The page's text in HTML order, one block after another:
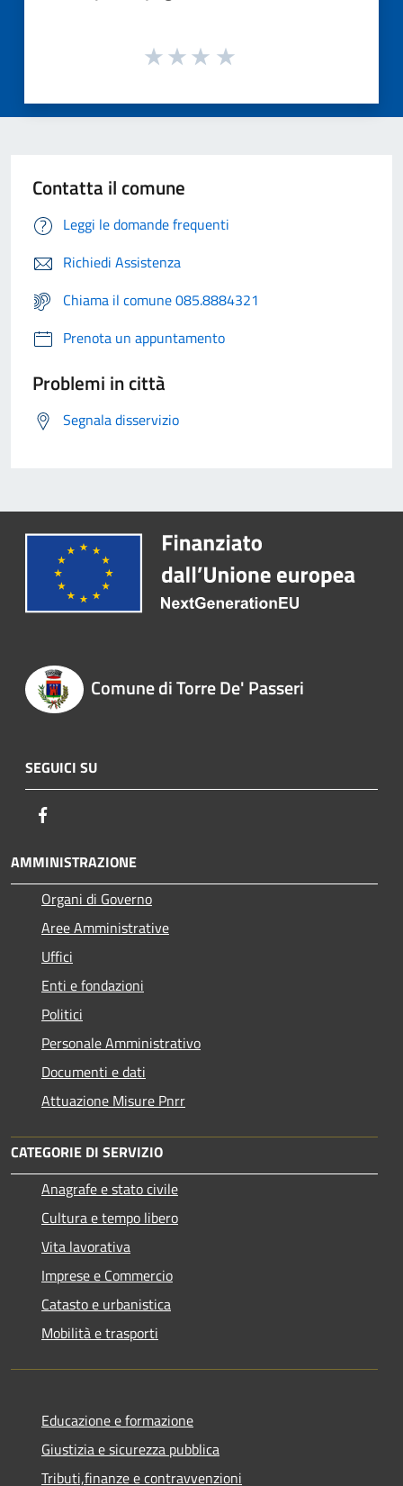
Contatta il comune
Leggi le domande frequenti
Richiedi Assistenza
Chiama il comune 085.8884321
Prenota un appuntamento
Problemi in città
Segnala disservizio
Comune di Torre De' Passeri
SEGUICI SU
AMMINISTRAZIONE
Organi di Governo
Aree Amministrative
Uffici
Enti e fondazioni
Politici
Personale Amministrativo
Documenti e dati
Attuazione Misure Pnrr
CATEGORIE DI SERVIZIO
Anagrafe e stato civile
Cultura e tempo libero
Vita lavorativa
Imprese e Commercio
Catasto e urbanistica
Mobilità e trasporti
Educazione e formazione
Giustizia e sicurezza pubblica
Tributi,finanze e contravvenzioni